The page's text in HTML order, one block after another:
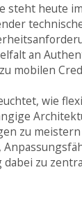
steht heute
an
mobilen
wie
zu
dabei zu